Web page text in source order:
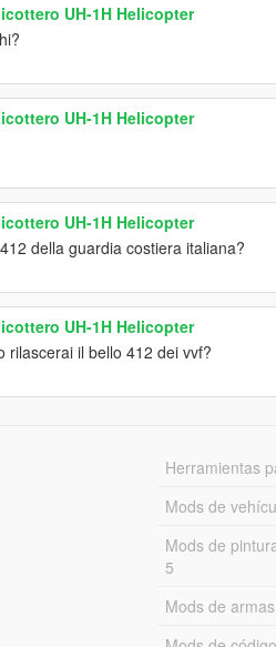
UH-1H Helicopter
UH-1H Helicopter
UH-1H Helicopter
della guardia costiera italiana?
UH-1H Helicopter
rilascerai il bello 412 dei vvf?
Herramientas
Mods de
Mods de
5
Mods de